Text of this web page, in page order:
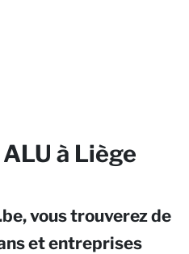
à Liège
vous trouverez de
et entreprises